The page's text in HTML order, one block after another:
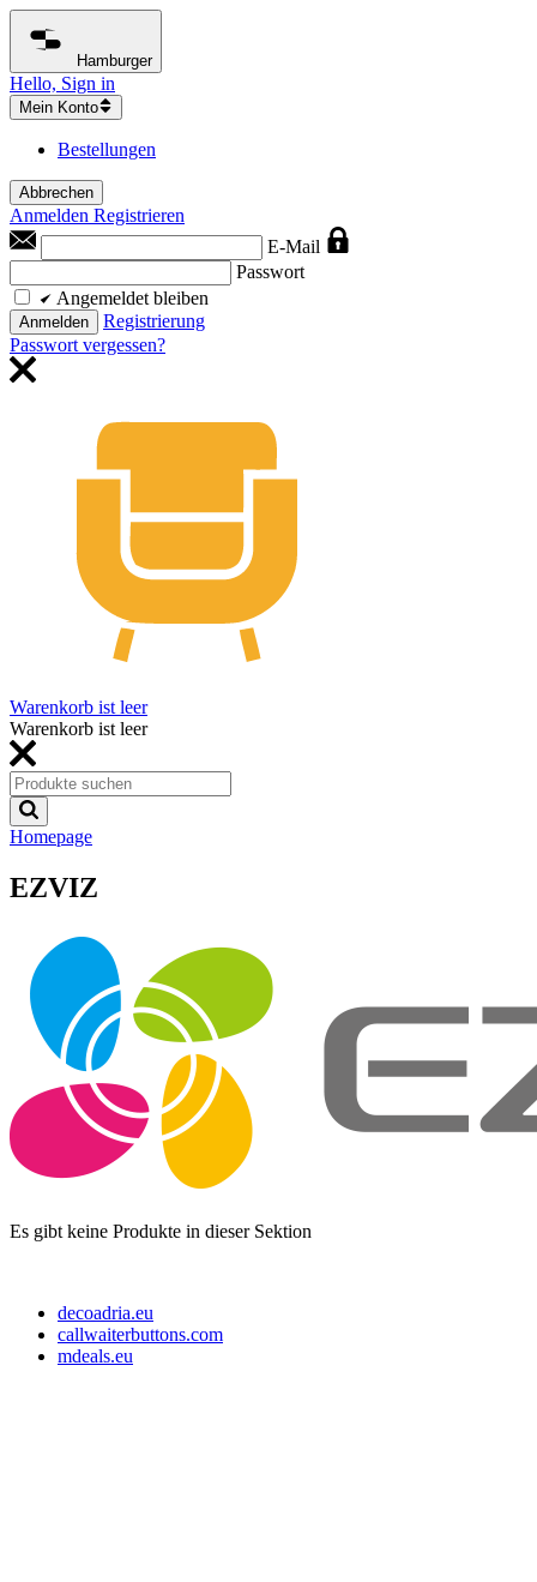
Hamburger
Hello, Sign in
Mein Konto
Bestellungen
Abbrechen
Anmelden Registrieren
E-Mail
Passwort
Angemeldet bleiben
Anmelden
Registrierung
Passwort vergessen?
Warenkorb ist leer
Warenkorb ist leer
Homepage
EZVIZ
Es gibt keine Produkte in dieser Sektion
decoadria.eu
callwaiterbuttons.com
mdeals.eu